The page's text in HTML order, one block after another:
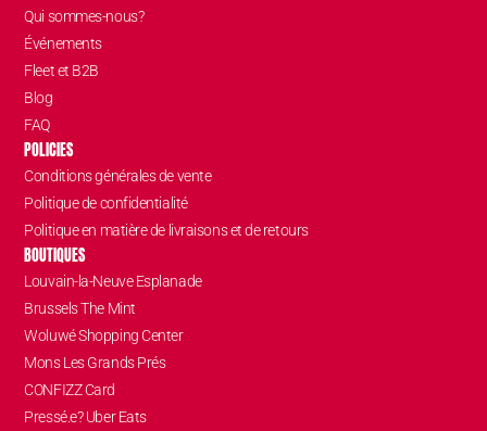
Qui sommes-nous?
Événements
Fleet et B2B
Blog
FAQ
POLICIES
Conditions générales de vente
Politique de confidentialité
Politique en matière de livraisons et de retours
BOUTIQUES
Louvain-la-Neuve Esplanade
Brussels The Mint
Woluwé Shopping Center
Mons Les Grands Prés
CONFIZZ Card
Pressé.e? Uber Eats